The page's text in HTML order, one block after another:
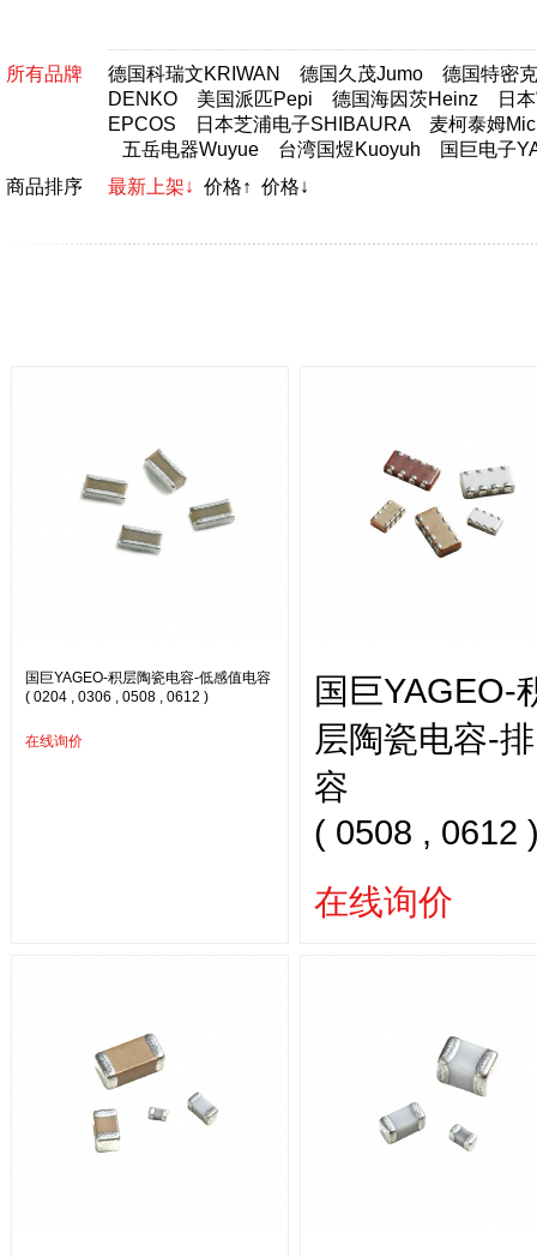
所有品牌 德国科瑞文KRIWAN 德国久茂Jumo
德国特密
DENKO
美国派匹Pepi 德国海因茨Heinz
日
EPCOS
日本芝浦电子SHIBAURA
麦柯泰姆
五岳电器Wuyue
台湾国煜Kuoyuh
国巨电子
商品排序
最新上架↓ 价格↑ 价格↓
国巨YAGEO-积层陶瓷电容-低感值电容
( 0204 , 0306 , 0508 , 0612 )
在线询价
国巨YAGEO-
层陶瓷电容-排
容
( 0508 , 0612
在线询价